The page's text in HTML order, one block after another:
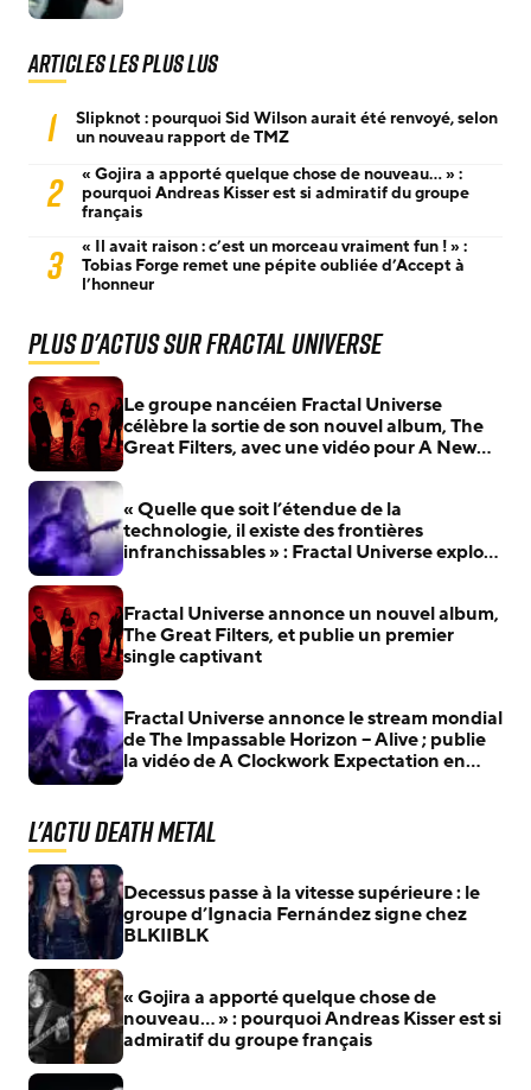
Articles les plus lus
1
Slipknot : pourquoi Sid Wilson aurait été renvoyé, selon
un nouveau rapport de TMZ
2
« Gojira a apporté quelque chose de nouveau… » :
pourquoi Andreas Kisser est si admiratif du groupe
français
3
« Il avait raison : c’est un morceau vraiment fun ! » :
Tobias Forge remet une pépite oubliée d’Accept à
l’honneur
Plus d'actus sur Fractal Universe
Le groupe nancéien Fractal Universe
célèbre la sortie de son nouvel album, The
Great Filters, avec une vidéo pour A New
« Quelle que soit l’étendue de la
technologie, il existe des frontières
infranchissables » : Fractal Universe explore
Fractal Universe annonce un nouvel album,
The Great Filters, et publie un premier
single captivant
Fractal Universe annonce le stream mondial
de The Impassable Horizon – Alive ; publie
la vidéo de A Clockwork Expectation en
L'actu Death Metal
Decessus passe à la vitesse supérieure : le
groupe d’Ignacia Fernández signe chez
BLKIIBLK
« Gojira a apporté quelque chose de
nouveau… » : pourquoi Andreas Kisser est si
admiratif du groupe français